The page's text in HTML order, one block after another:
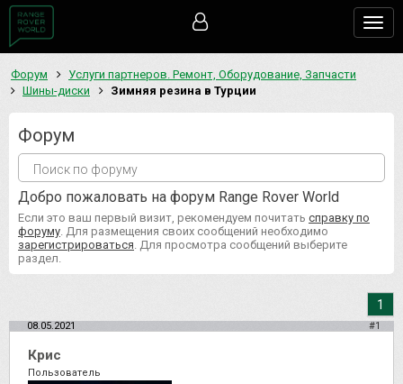
Форум
Услуги партнеров. Ремонт, Оборудование, Запчасти
Шины-диски
Зимняя резина в Турции
Форум
Добро пожаловать на форум Range Rover World
Если это ваш первый визит, рекомендуем почитать справку по
форуму . Для размещения своих сообщений необходимо
зарегистрироваться . Для просмотра сообщений выберите
раздел.
1
08.05.2021 #1
Крис
Пользователь